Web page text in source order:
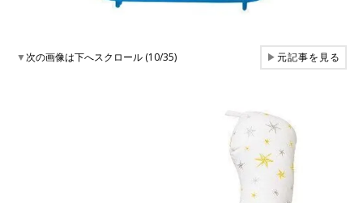
▼次の画像は下へスクロール (10/35) ▶元記事を見る